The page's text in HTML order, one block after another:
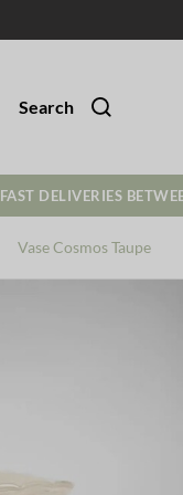
Search
FAST DELIVERIES
Vase Cosmos Taupe